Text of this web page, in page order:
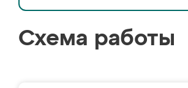
Схема работы